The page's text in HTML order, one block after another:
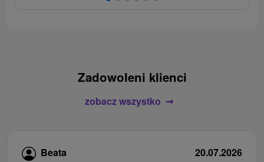
Zadowoleni klienci
zobacz wszystko
Beata 20.07.2026